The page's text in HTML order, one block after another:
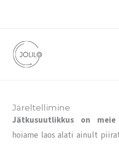
Järeltellimine
Jätkusuutlikkus on meie
hoiame laos alati ainult